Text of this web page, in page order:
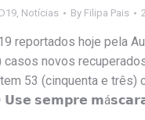
Notícias By Filipa Pais
reportados hoje pela
novos
53 (cinquenta e três)
𝗨𝘀𝗲 𝘀𝗲𝗺𝗽𝗿𝗲